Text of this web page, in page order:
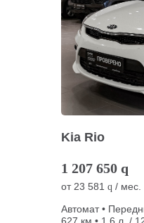
Kia Rio
1 207 650 q
от 23 581 q / мес.
Автомат •